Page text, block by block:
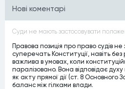
Нові коментарі
Правова позиція про право судів
суперечать Конституції, навіть
важлива в умовах, коли
паралізовано. Вона відповідає
як акту прямої дії (ст. 8 Основного
баланс між гілками влади.